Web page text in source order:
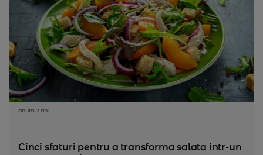
acum 7 ani
Cinci sfaturi pentru a transforma salata intr-un